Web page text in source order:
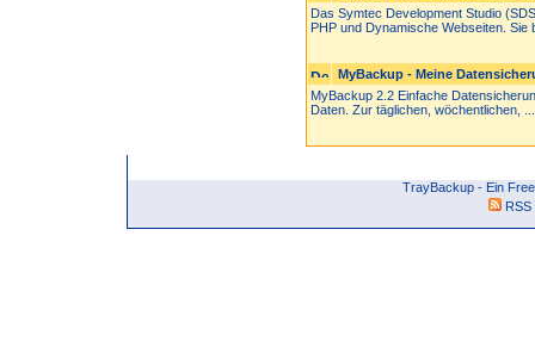
Das Symtec Development Studio
PHP und Dynamische Webseiten. Sie
MyBackup - Meine
MyBackup 2.2 Einfache
Daten. Zur täglichen, wöchentlichen, ...
TrayBackup - Ein